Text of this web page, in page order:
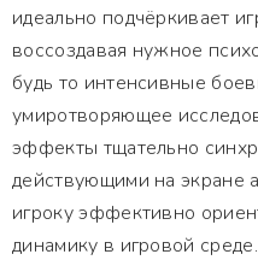
идеально подчёркивает
воссоздавая нужное
будь то интенсивные
умиротворяющее
эффекты тщательно
действующими на экране
игроку эффективно
динамику в игровой